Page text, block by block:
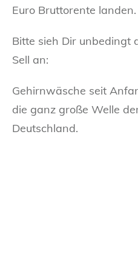
Euro Bruttorente landen.
Bitte sieh Dir unbedingt
Sell an:
Gehirnwäsche seit
die ganz große Welle
Deutschland.